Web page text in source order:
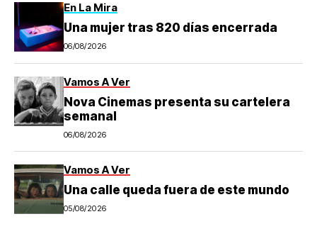
En La Mira
Una mujer tras 820 días encerrada
06/08/2026
Vamos A Ver
Nova Cinemas presenta su cartelera
semanal
06/08/2026
Vamos A Ver
Una calle queda fuera de este mundo
05/08/2026